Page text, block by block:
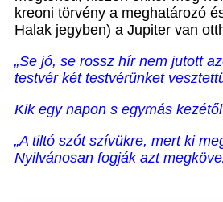
kreoni törvény a meghatározó
Halak jegyben) a Jupiter van
„Se jó, se rossz hír nem jutott
testvér két testvérünket
Kik egy napon s egymás
„A tiltó szót szívükre, mert ki
Nyilvánosan fogják azt